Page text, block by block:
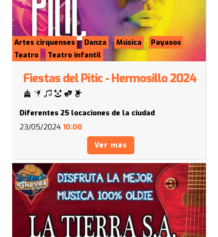
Artes cirquenses Danza Música
Payasos
Teatro
Teatro infantil
Fiestas del Pitic - Hermosillo 2024
Diferentes 25 locaciones de la ciudad
23/05/2024 10:00
Ver más